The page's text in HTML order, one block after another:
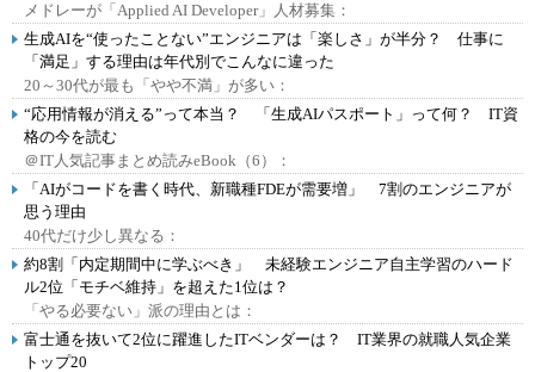
メドレーが「Applied AI Developer」人材募集：
生成AIを“使ったことない”エンジニアは「楽しさ」が半分？ 仕事に
「満足」する理由は年代別でこんなに違った
20～30代が最も「やや不満」が多い：
“応用情報が消える”って本当？ 「生成AIパスポート」って何？ IT資
格の今を読む
＠IT人気記事まとめ読みeBook（6）：
「AIがコードを書く時代、新職種FDEが需要増」 7割のエンジニアが
思う理由
40代だけ少し異なる：
約8割「内定期間中に学ぶべき」 未経験エンジニア自主学習のハード
ル2位「モチベ維持」を超えた1位は？
「やる必要ない」派の理由とは：
富士通を抜いて2位に躍進したITベンダーは？ IT業界の就職人気企業
トップ20